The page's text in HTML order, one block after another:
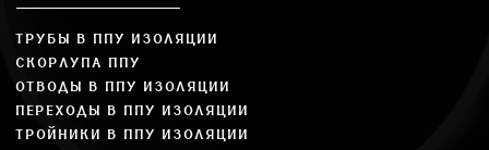
ТРУБЫ В ППУ ИЗОЛЯЦИИ
СКОРЛУПА ППУ
ОТВОДЫ В ППУ ИЗОЛЯЦИИ
ПЕРЕХОДЫ В ППУ ИЗОЛЯЦИИ
ТРОЙНИКИ В ППУ ИЗОЛЯЦИИ